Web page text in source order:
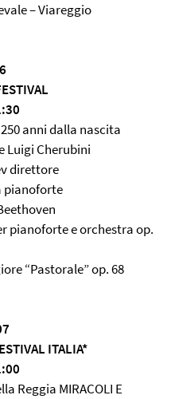
– Viareggio
anni dalla nascita
Luigi Cherubini
direttore
pianoforte
pianoforte e orchestra op.
“Pastorale” op. 68
ITALIA*
Reggia MIRACOLI E